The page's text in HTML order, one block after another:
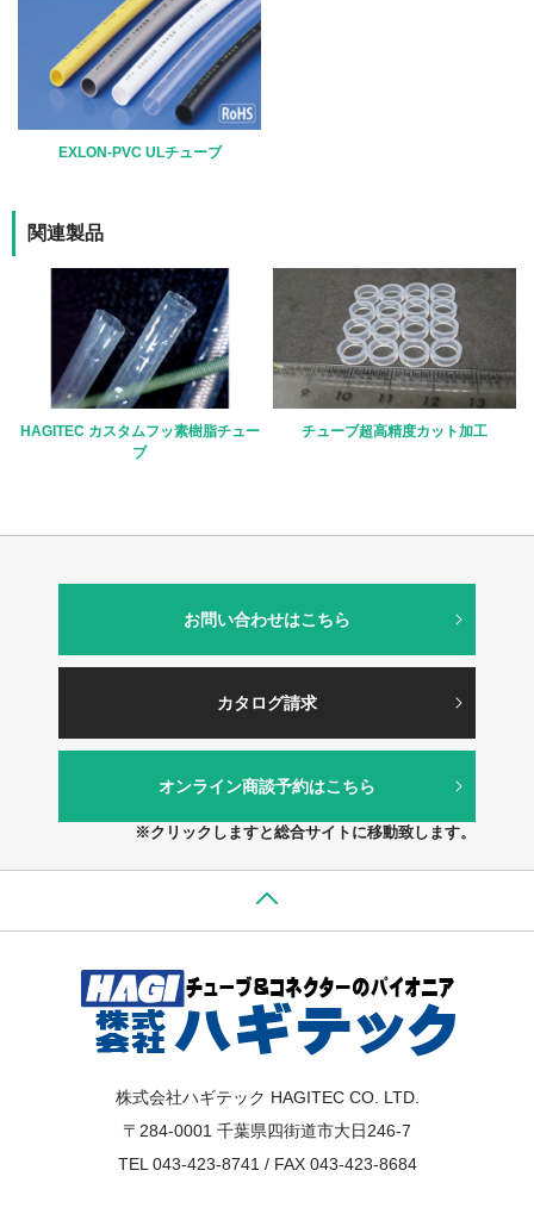
EXLON-PVC ULチューブ
関連製品
HAGITEC カスタムフッ素樹脂チュー
ブ
チューブ超高精度カット加工
お問い合わせはこちら
カタログ請求
オンライン商談予約はこちら
※クリックしますと総合サイトに移動致します。
株式会社ハギテック HAGITEC CO. LTD.
〒284-0001 千葉県四街道市大日246-7
TEL 043-423-8741 / FAX 043-423-8684